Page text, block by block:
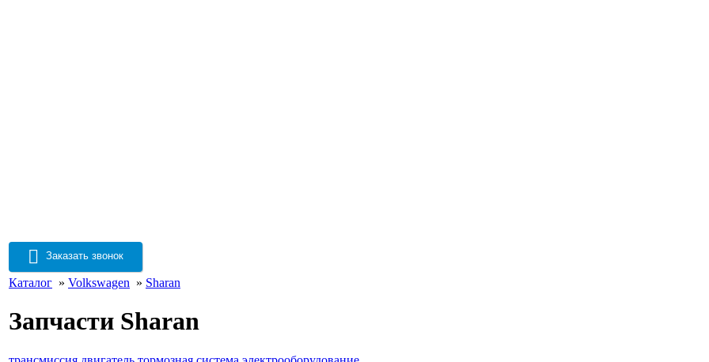
Заказать звонок
Каталог » Volkswagen » Sharan
Запчасти Sharan